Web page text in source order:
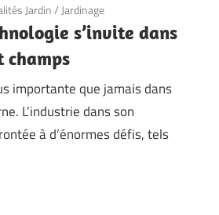
Jardin/ Jardinage
s’invite dans
champs
importante que jamais dans
L’industrie dans son
à d’énormes défis, tels